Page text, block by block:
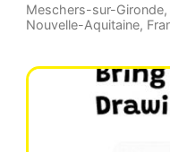
Meschers-sur-Gironde,
Nouvelle-Aquitaine,